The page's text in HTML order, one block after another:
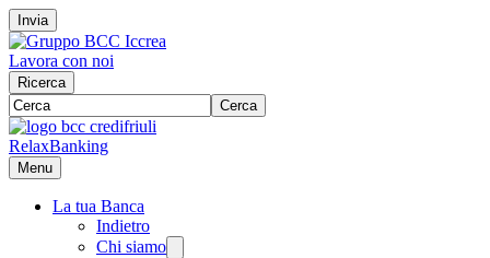
Invia
Lavora con noi
Ricerca
Cerca
RelaxBanking
Menu
La tua Banca
Indietro
Chi siamo